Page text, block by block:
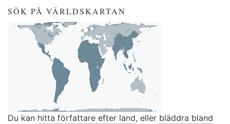
SÖK PÅ VÄRLDSKARTAN
Du kan hitta författare efter land, eller bläddra bland